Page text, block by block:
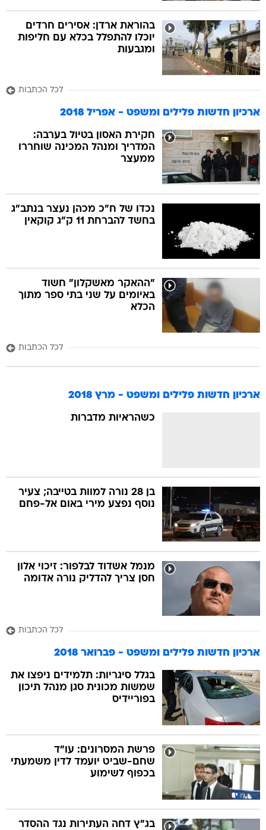
בהוראת ארדן: אסירים חרדים
יוכלו להתפלל בכלא עם חליפות
ומגבעות
לכל הכתבות
ארכיון חדשות פלילים ומשפט - אפריל 2018
חקירת האסון בטיול בערבה:
המדריך ומנהל המכינה שוחררו
ממעצר
נכדו של ח"כ מכהן נעצר בנתב"ג
בחשד להברחת 11 ק"ג קוקאין
"ההאקר מאשקלון" חשוד
באיומים על שני בתי ספר מתוך
הכלא
לכל הכתבות
ארכיון חדשות פלילים ומשפט - מרץ 2018
כשהראיות מדברות
בן 28 נורה למוות בטייבה; צעיר
נוסף נפצע מירי באום אל-פחם
מנמל אשדוד לבלפור: זיכוי אלון
חסן צריך להדליק נורה אדומה
לכל הכתבות
ארכיון חדשות פלילים ומשפט - פברואר 2018
בגלל סיגריות: תלמידים ניפצו את
שמשות מכונית סגן מנהל תיכון
בפוריידיס
פרשת המסרונים: עו"ד
שחם-שביט יועמד לדין משמעתי
בכפוף לשימוע
בג"ץ דחה העתירות נגד ההסדר